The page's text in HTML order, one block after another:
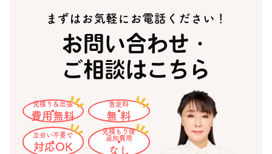
まずはお気軽にお電話ください！
お問い合わせ・
ご相談はこちら
見積り＆出張
費用無料
査定料
無 料
立会い不要で
対応OK
見積もり後
追加費用
なし